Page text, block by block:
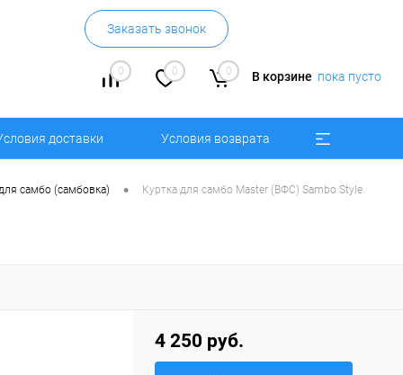
Заказать звонок
0 0 0 В корзине пока пусто
доставки Условия возврата
самбо (самбовка) • Куртка для самбо Master (ВФС) Sambo Style
4 250 руб.